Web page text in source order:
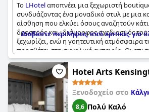
Το LHotelαποπνέει μια ξεχωριστή
συνδυάζοντας ένα μοναδικό στυλ με μια
αίσθηση που ελκύει όσους αναζητούν
δροσερός και ιδιόμορφος σχεδιασμός του
ξεχωρίζει, ενώ η γοητευτική ατμόσφαιρα
προσθέτει στη συνολική εμπειρία. Οι
προσοχή στη λεπτομέρεια με boutique
ενισχύουν την κομψή και ιδιωτική
σε μια καλή τοποθεσία, τοLHotel
περιβάλλον που εναρμονίζεται με την
αίσθησή του, καθιστώντας το μια
τους επισκέπτες.
Διαβάστε περιλήψεις από κριτικές για
Hotel Arts
Ξενοδοχείο στο
8,6 Πολύ Καλό